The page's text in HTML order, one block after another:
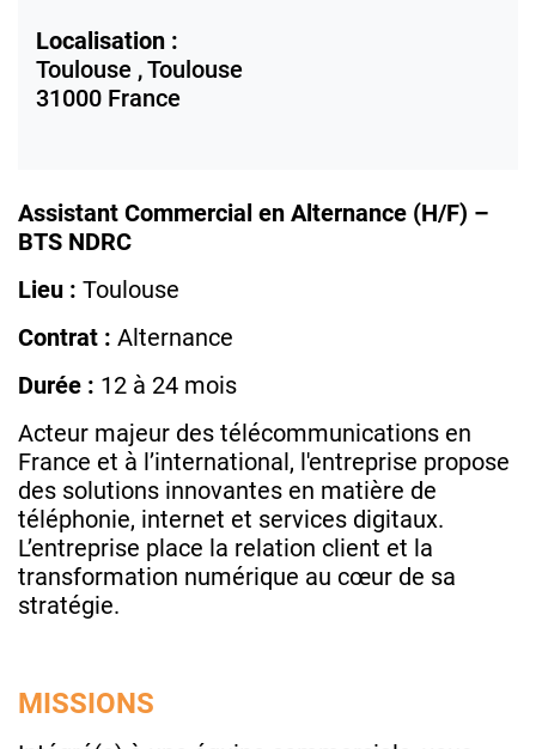
Localisation :
Toulouse ,Toulouse
31000 France
Assistant Commercial en Alternance (H/F) –
BTS NDRC
Lieu : Toulouse
Contrat : Alternance
Durée : 12 à 24 mois
Acteur majeur des télécommunications en
France et à l’international, l'entreprise propose
des solutions innovantes en matière de
téléphonie, internet et services digitaux.
L’entreprise place la relation client et la
transformation numérique au cœur de sa
stratégie.
MISSIONS